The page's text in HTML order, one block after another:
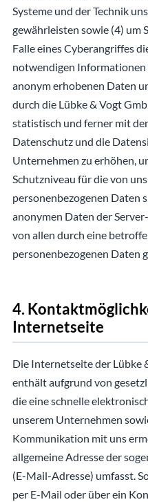
Systeme und der Technik
gewährleisten sowie (4) um
Falle eines Cyberangriffes
notwendigen
anonym erhobenen Daten
durch die Lübke & Vogt
statistisch und ferner mit
Datenschutz und die
Unternehmen zu erhöhen,
Schutzniveau für die von
personenbezogenen Daten
anonymen Daten der
von allen durch eine
personenbezogenen Daten
4.
Internetseite
Die Internetseite der Lübke
enthält aufgrund von
die eine schnelle
unserem Unternehmen
Kommunikation mit uns
allgemeine Adresse der
(E-Mail-Adresse) umfasst.
per E-Mail oder über ein